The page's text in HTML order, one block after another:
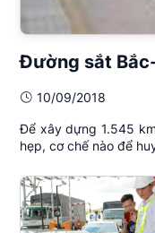
Đường sắt
10/09/2018
Để xây dựng 1.545
hẹp, cơ chế nào để